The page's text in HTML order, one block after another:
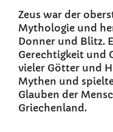
Zeus war der
Mythologie und
Donner und Blitz.
Gerechtigkeit und
vieler Götter und
Mythen und
Glauben der
Griechenland.